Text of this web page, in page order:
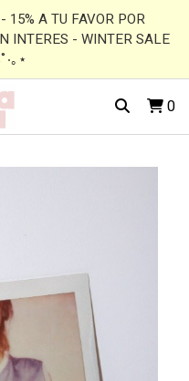
15% A TU FAVOR POR
INTERES - WINTER SALE
｡⋆
0